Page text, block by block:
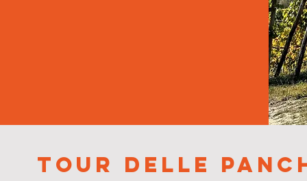
Tour delle